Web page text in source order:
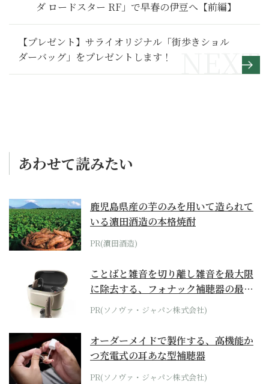
ダ ロードスター RF」で早春の伊豆へ【前編】
【プレゼント】サライオリジナル「街歩きショル
ダーバッグ」をプレゼントします！
あわせて読みたい
鹿児島県産の芋のみを用いて造られて
いる濵田酒造の本格焼酎
PR(濵田酒造)
ことばと雑音を切り離し雑音を最大限
に除去する、フォナック補聴器の最上
位モデル
PR(ソノヴァ・ジャパン株式会社)
オーダーメイドで製作する、高機能か
つ充電式の耳あな型補聴器
PR(ソノヴァ・ジャパン株式会社)